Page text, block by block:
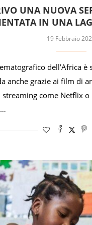
UNA NUOVA
IN UNA
19 Febbraio
dell’Africa
anche grazie ai film di
come Netflix o